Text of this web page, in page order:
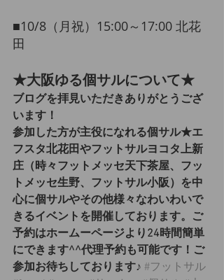
​■10/8（月祝）15:00～17:00 北花
田
★大阪ゆる個サルについて★
ブログを拝見いただきありがとうござ
います！
参加した方が主役になれる個サル★エ
フスタ北花田やフットサルヨコタ上新
庄（時々フットメッセ天下茶屋、フッ
トメッセ生野、フットサル小阪）を中
心に個サルやその他様々なわいわいで
きるイベントを開催しております。ご
予約はホームーページより24時間簡単
にできます^^代理予約も可能です！ご
参加お待ちしております♪ #フットサル